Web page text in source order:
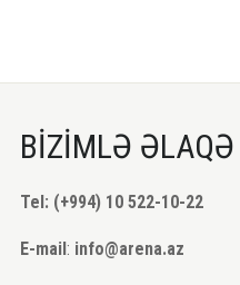
BİZİMLƏ ƏLAQƏ
Tel: (+994) 10 522-10-22
E-mail: info@arena.az